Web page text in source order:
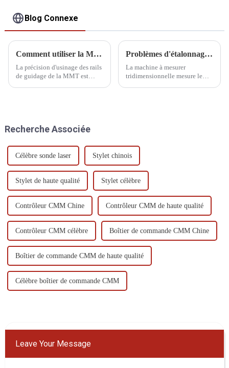
Blog Connexe
Comment utiliser la MMT avant de la démarrer
La précision d'usinage des rails
de guidage de la MMT est
à air.
Problèmes d'étalonnage courants des MMT
La machine à mesurer
tridimensionnelle mesure le
Recherche Associée
Célèbre sonde laser Stylet chinois
Stylet de haute qualité Stylet célèbre
Contrôleur CMM Chine Contrôleur CMM de haute qualité
Contrôleur CMM célèbre Boîtier de commande CMM Chine
Boîtier de commande CMM de haute qualité
Célèbre boîtier de commande CMM
Leave Your Message